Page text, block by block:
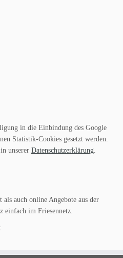
in die Einbindung des Google
Statistik-Cookies gesetzt werden.
unserer Datenschutzerklärung.
auch online Angebote aus der
einfach im Friesennetz.